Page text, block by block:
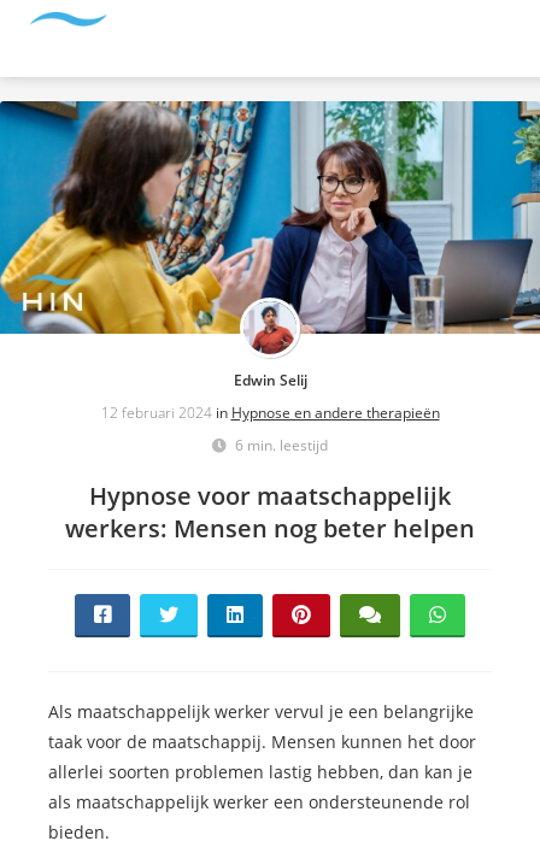
Edwin Selij
12 februari 2024 in Hypnose en andere therapieën
6 min. leestijd
Hypnose voor maatschappelijk
werkers: Mensen nog beter helpen
Als maatschappelijk werker vervul je een belangrijke
taak voor de maatschappij. Mensen kunnen het door
allerlei soorten problemen lastig hebben, dan kan je
als maatschappelijk werker een ondersteunende rol
bieden.